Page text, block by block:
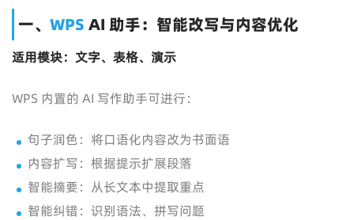
一、 WPS AI 助手：智能改写与内容优化
适用模块：文字、表格、演示
WPS 内置的 AI 写作助手可进行：
句子润色：将口语化内容改为书面语
内容扩写：根据提示扩展段落
智能摘要：从长文本中提取重点
智能纠错：识别语法、拼写问题